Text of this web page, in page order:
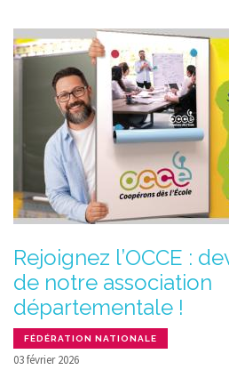
Rejoignez l’OCCE :
de notre association
départementale !
FÉDÉRATION NATIONALE
03 février 2026